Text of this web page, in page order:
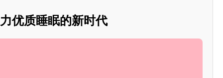
优质睡眠的新时代